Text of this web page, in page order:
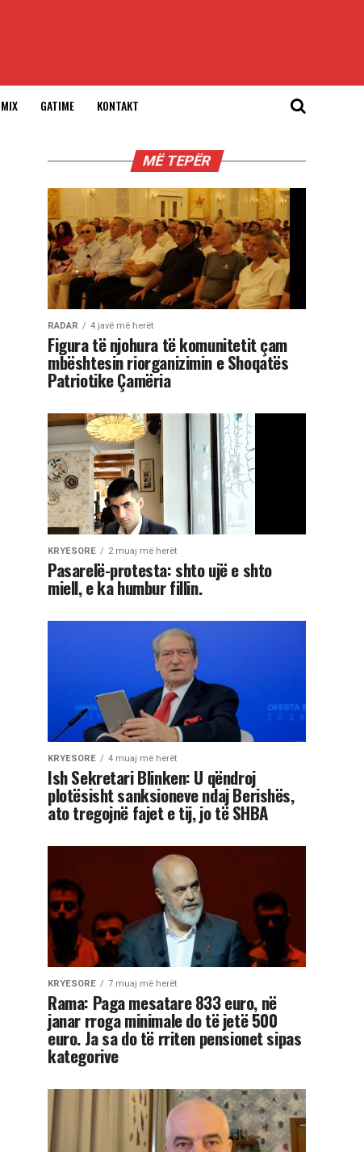
MIX GATIME KONTAKT
MË TEPËR
RADAR 4 javë më herët
Figura të njohura të komunitetit çam
mbështesin riorganizimin e Shoqatës
Patriotike Çamëria
KRYESORE 2 muaj më herët
Pasarelë-protesta: shto ujë e shto
miell, e ka humbur fillin.
KRYESORE 4 muaj më herët
Ish Sekretari Blinken: U qëndroj
plotësisht sanksioneve ndaj Berishës,
ato tregojnë fajet e tij, jo të SHBA
KRYESORE 7 muaj më herët
Rama: Paga mesatare 833 euro, në
janar rroga minimale do të jetë 500
euro. Ja sa do të rriten pensionet sipas
kategorive